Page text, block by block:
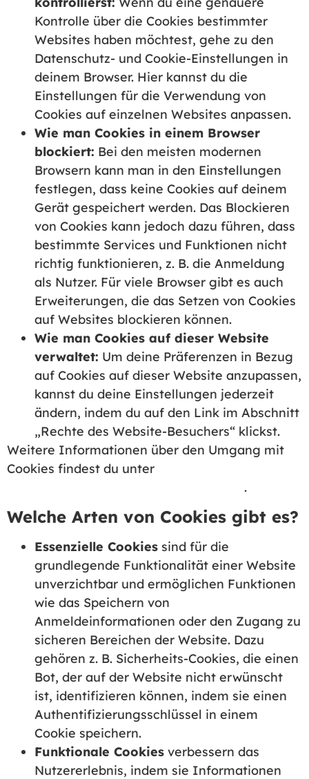
Kontrolle über die Cookies bestimmter
Websites haben möchtest, gehe zu den
Datenschutz- und Cookie-Einstellungen in
deinem Browser. Hier kannst du die
Einstellungen für die Verwendung von
Cookies auf einzelnen Websites anpassen.
Wie man Cookies in einem Browser
blockiert: Bei den meisten modernen
Browsern kann man in den Einstellungen
festlegen, dass keine Cookies auf deinem
Gerät gespeichert werden. Das Blockieren
von Cookies kann jedoch dazu führen, dass
bestimmte Services und Funktionen nicht
richtig funktionieren, z. B. die Anmeldung
als Nutzer. Für viele Browser gibt es auch
Erweiterungen, die das Setzen von Cookies
auf Websites blockieren können.
Wie man Cookies auf dieser Website
verwaltet: Um deine Präferenzen in Bezug
auf Cookies auf dieser Website anzupassen,
kannst du deine Einstellungen jederzeit
ändern, indem du auf den Link im Abschnitt
„Rechte des Website-Besuchers“ klickst.
Weitere Informationen über den Umgang mit
Cookies findest du unter
.
Welche Arten von Cookies gibt es?
Essenzielle Cookies sind für die
grundlegende Funktionalität einer Website
unverzichtbar und ermöglichen Funktionen
wie das Speichern von
Anmeldeinformationen oder den Zugang zu
sicheren Bereichen der Website. Dazu
gehören z. B. Sicherheits-Cookies, die einen
Bot, der auf der Website nicht erwünscht
ist, identifizieren können, indem sie einen
Authentifizierungsschlüssel in einem
Cookie speichern.
Funktionale Cookies verbessern das
Nutzererlebnis, indem sie Informationen